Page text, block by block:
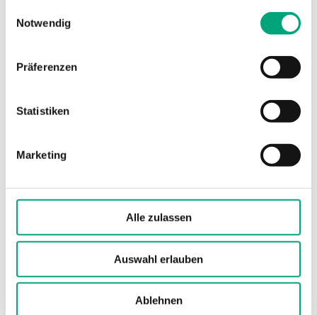
Notwendig
Präferenzen
Statistiken
Marketing
Alle zulassen
Auswahl erlauben
Ablehnen
Farbe, Abdeckung
Messung
Frostschutzthermostat
Sensorelement
Gasgefüllte
Kupferkapillare
Max. Temperatur
150 °C